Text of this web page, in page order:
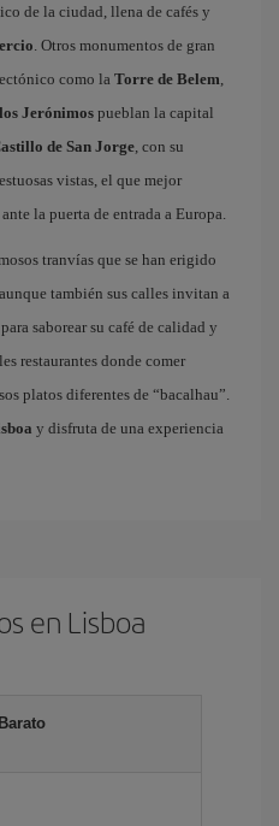
de la ciudad, llena de cafés y
. Otros monumentos de gran
como la Torre de Belem,
Jerónimos pueblan la capital
de San Jorge, con su
vistas, el que mejor
la puerta de entrada a Europa.
tranvías que se han erigido
también sus calles invitan a
saborear su café de calidad y
restaurantes donde comer
platos diferentes de “bacalhau”.
y disfruta de una experiencia
en Lisboa